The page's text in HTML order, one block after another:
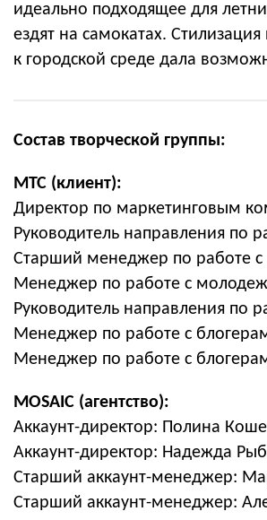
идеально подходящее для
ездят на самокатах.
к городской среде дала
Состав творческой группы:
МТС (клиент):
Директор по маркетинговым
Руководитель направления по
Старший менеджер по работе
Менеджер по работе с
Руководитель направления по
Менеджер по работе с
Менеджер по работе с
MOSAIC (агентство):
Аккаунт-директор: Полина
Аккаунт-директор: Надежда
Старший аккаунт-менеджер:
Старший аккаунт-менеджер: